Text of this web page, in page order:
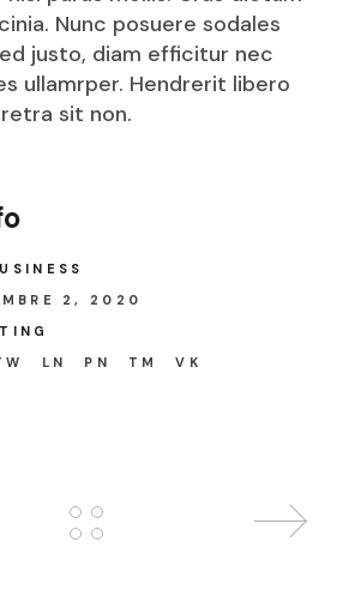
Nunc posuere sodales
justo, diam efficitur nec
ullamrper. Hendrerit libero
sit non.
2, 2020
LN PN TM VK